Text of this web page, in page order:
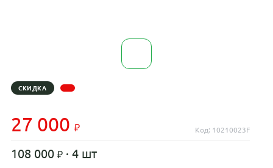
СКИДКА
27 000 Код: 10210023F
108 000 · 4 шт